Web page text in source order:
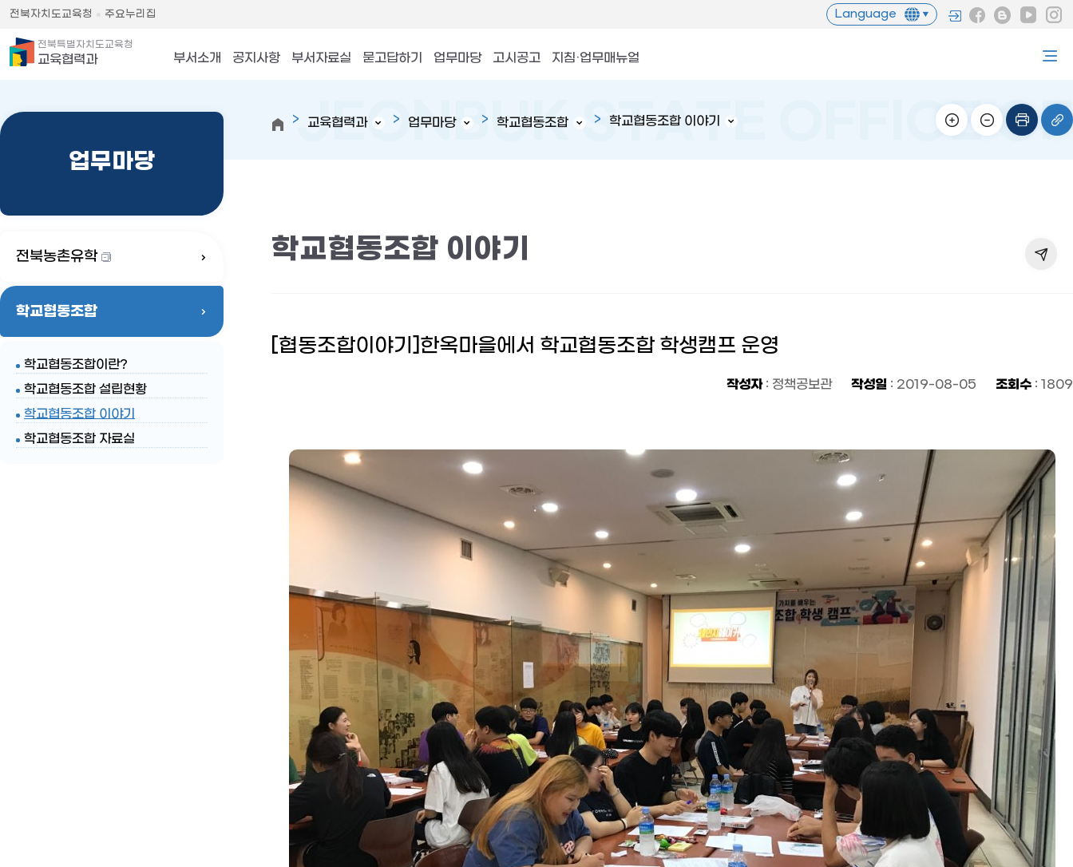
전북자치도교육청 주요누리집 Language
전북특별자치도교육청
교육협력과 부서소개 공지사항 부서자료실 묻고답하기 업무마당 고시공고 지침·업무매뉴얼
업무마당
전북농촌유학
학교협동조합
학교협동조합이란?
학교협동조합 설립현황
학교협동조합 이야기
학교협동조합 자료실
교육협력과 업무마당 학교협동조합 학교협동조합 이야기
학교협동조합 이야기
[협동조합이야기]한옥마을에서 학교협동조합 학생캠프 운영
작성자: 정책공보관 작성일 : 2019-08-05 조회수 : 1809